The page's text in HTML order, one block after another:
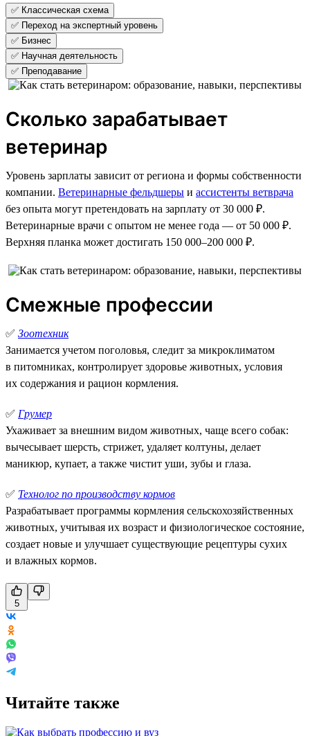
✅ Классическая схема
✅ Переход на экспертный уровень
✅ Бизнес
✅ Научная деятельность
✅ Преподавание
Сколько зарабатывает
ветеринар
Уровень зарплаты зависит от региона и формы собственности
компании. Ветеринарные фельдшеры и ассистенты ветврача
без опыта могут претендовать на зарплату от 30 000 ₽.
Ветеринарные врачи с опытом не менее года — от 50 000 ₽.
Верхняя планка может достигать 150 000–200 000 ₽.
Смежные профессии
✅ Зоотехник
Занимается учетом поголовья, следит за микроклиматом
в питомниках, контролирует здоровье животных, условия
их содержания и рацион кормления.
✅ Грумер
Ухаживает за внешним видом животных, чаще всего собак:
вычесывает шерсть, стрижет, удаляет колтуны, делает
маникюр, купает, а также чистит уши, зубы и глаза.
✅ Технолог по производству кормов
Разрабатывает программы кормления сельскохозяйственных
животных, учитывая их возраст и физиологическое состояние,
создает новые и улучшает существующие рецептуры сухих
и влажных кормов.
5
Читайте также